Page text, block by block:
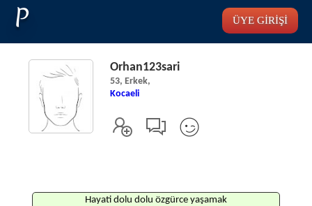
P ÜYE GİRİŞİ
Orhan123sari
53, Erkek,
Kocaeli
Hayati dolu dolu özgürce yaşamak